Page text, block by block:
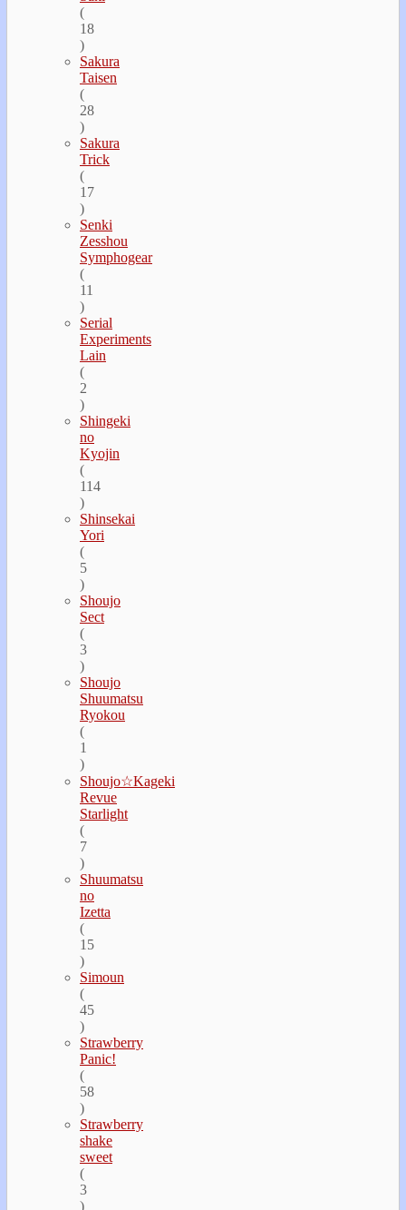
(
18
)
Sakura
Taisen
(
28
)
Sakura
Trick
(
17
)
Senki
Zesshou
Symphogear
(
11
)
Serial
Experiments
Lain
(
2
)
Shingeki
no
Kyojin
(
114
)
Shinsekai
Yori
(
5
)
Shoujo
Sect
(
3
)
Shoujo
Shuumatsu
Ryokou
(
1
)
Shoujo☆Kageki
Revue
Starlight
(
7
)
Shuumatsu
no
Izetta
(
15
)
Simoun
(
45
)
Strawberry
Panic!
(
58
)
Strawberry
shake
sweet
(
3
)